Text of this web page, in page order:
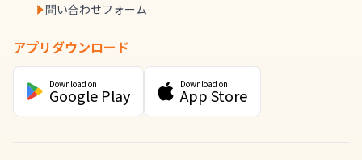
問い合わせフォーム
アプリダウンロード
Download on
Google Play
Download on
App Store